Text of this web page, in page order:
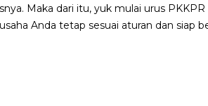
Maka dari itu, yuk mulai urus PKKPR
Anda tetap sesuai aturan dan siap